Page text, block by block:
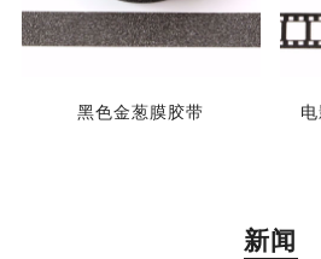
黑色金葱膜胶带
新闻